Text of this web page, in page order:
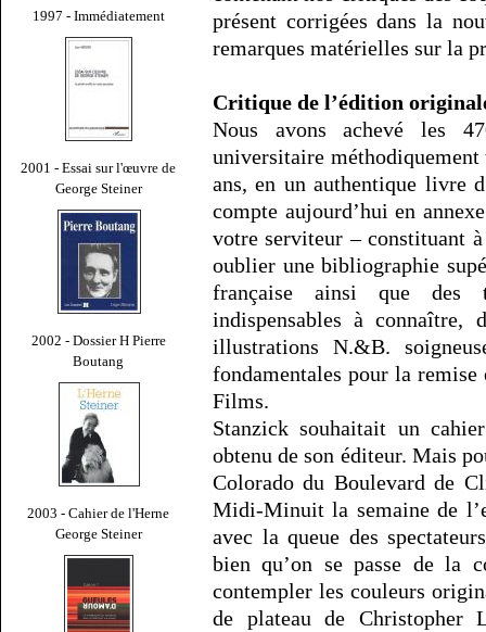
1997 - Immédiatement
2001 - Essai sur l'œuvre de
George Steiner
2002 - Dossier H Pierre
Boutang
2003 - Cahier de l'Herne
George Steiner
présent corrigées dans la
remarques matérielles sur la
Critique de l’édition
Nous avons achevé les
universitaire
ans, en un authentique livre
compte aujourd’hui en
votre serviteur – constituant
oublier une bibliographie
française ainsi que des
indispensables à connaître,
illustrations N.&B.
fondamentales pour la
Films.
Stanzick souhaitait un
obtenu de son éditeur. Mais
Colorado du Boulevard de
Midi-Minuit la semaine de
avec la queue des
bien qu’on se passe de la
contempler les couleurs
de plateau de Christopher